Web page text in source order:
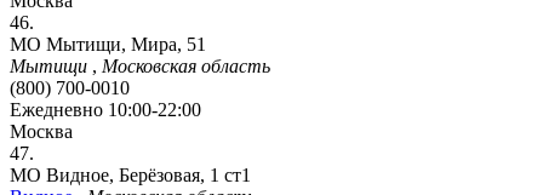
46.
МО Мытищи, Мира, 51
Мытищи , Московская область
(800) 700-0010
Ежедневно 10:00-22:00
Москва
47.
МО Видное, Берёзовая, 1 ст1